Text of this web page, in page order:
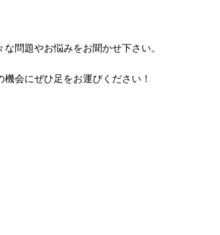
な問題やお悩みをお聞かせ下さい。
会にぜひ足をお運びください！